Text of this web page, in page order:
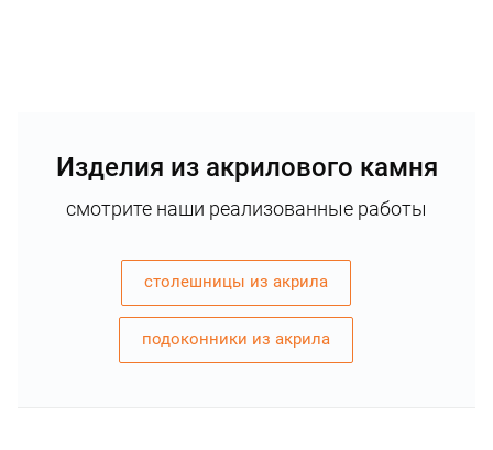
Изделия из акрилового камня
смотрите наши реализованные работы
столешницы из акрила
подоконники из акрила